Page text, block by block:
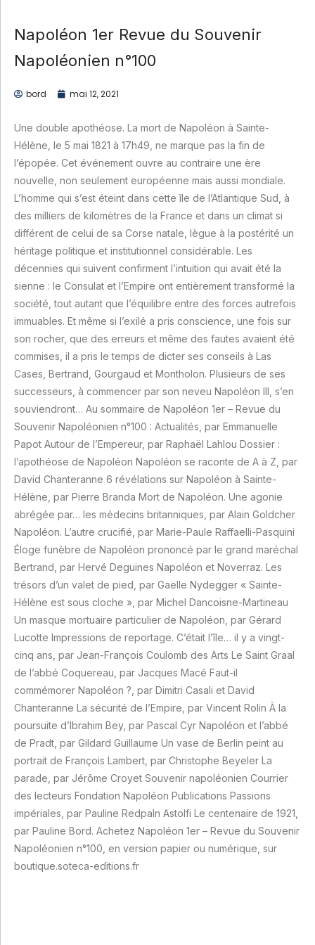
Napoléon 1er Revue du Souvenir
Napoléonien n°100
bord mai 12, 2021
Une double apothéose. La mort de Napoléon à Sainte-
Hélène, le 5 mai 1821 à 17h49, ne marque pas la fin de
l’épopée. Cet événement ouvre au contraire une ère
nouvelle, non seulement européenne mais aussi mondiale.
L’homme qui s’est éteint dans cette île de l’Atlantique Sud, à
des milliers de kilomètres de la France et dans un climat si
différent de celui de sa Corse natale, lègue à la postérité un
héritage politique et institutionnel considérable. Les
décennies qui suivent confirment l’intuition qui avait été la
sienne : le Consulat et l’Empire ont entièrement transformé la
société, tout autant que l’équilibre entre des forces autrefois
immuables. Et même si l’exilé a pris conscience, une fois sur
son rocher, que des erreurs et même des fautes avaient été
commises, il a pris le temps de dicter ses conseils à Las
Cases, Bertrand, Gourgaud et Montholon. Plusieurs de ses
successeurs, à commencer par son neveu Napoléon III, s’en
souviendront… Au sommaire de Napoléon 1er – Revue du
Souvenir Napoléonien n°100 : Actualités, par Emmanuelle
Papot Autour de l’Empereur, par Raphaël Lahlou Dossier :
l’apothéose de Napoléon Napoléon se raconte de A à Z, par
David Chanteranne 6 révélations sur Napoléon à Sainte-
Hélène, par Pierre Branda Mort de Napoléon. Une agonie
abrégée par… les médecins britanniques, par Alain Goldcher
Napoléon. L’autre crucifié, par Marie-Paule Raffaelli-Pasquini
Éloge funèbre de Napoléon prononcé par le grand maréchal
Bertrand, par Hervé Deguines Napoléon et Noverraz. Les
trésors d’un valet de pied, par Gaëlle Nydegger « Sainte-
Hélène est sous cloche », par Michel Dancoisne-Martineau
Un masque mortuaire particulier de Napoléon, par Gérard
Lucotte Impressions de reportage. C’était l’île… il y a vingt-
cinq ans, par Jean-François Coulomb des Arts Le Saint Graal
de l’abbé Coquereau, par Jacques Macé Faut-il
commémorer Napoléon ?, par Dimitri Casali et David
Chanteranne La sécurité de l’Empire, par Vincent Rolin À la
poursuite d’Ibrahim Bey, par Pascal Cyr Napoléon et l’abbé
de Pradt, par Gildard Guillaume Un vase de Berlin peint au
portrait de François Lambert, par Christophe Beyeler La
parade, par Jérôme Croyet Souvenir napoléonien Courrier
des lecteurs Fondation Napoléon Publications Passions
impériales, par Pauline Redpaln Astolfi Le centenaire de 1921,
par Pauline Bord. Achetez Napoléon 1er – Revue du Souvenir
Napoléonien n°100, en version papier ou numérique, sur
boutique.soteca-editions.fr